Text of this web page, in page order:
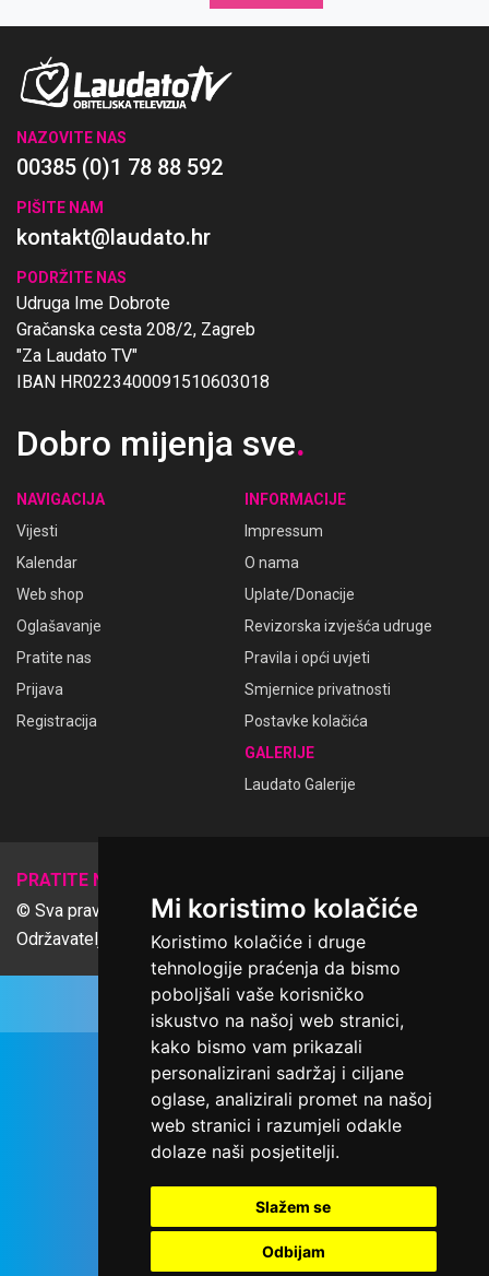
Mi koristimo kolačiće
Koristimo kolačiće i druge
tehnologije praćenja da bismo
poboljšali vaše korisničko
iskustvo na našoj web stranici,
kako bismo vam prikazali
personalizirani sadržaj i ciljane
oglase, analizirali promet na našoj
web stranici i razumjeli odakle
dolaze naši posjetitelji.
Slažem se
Odbijam
NAZOVITE NAS
00385 (0)1 78 88 592
PIŠITE NAM
kontakt@laudato.hr
PODRŽITE NAS
Udruga Ime Dobrote
Gračanska cesta 208/2, Zagreb
"Za Laudato TV"
IBAN HR0223400091510603018
Dobro mijenja sve.
NAVIGACIJA
Vijesti
Kalendar
Web shop
Oglašavanje
Pratite nas
Prijava
Registracija
INFORMACIJE
Impressum
O nama
Uplate/Donacije
Revizorska izvješća udruge
Pravila i opći uvjeti
Smjernice privatnosti
Postavke kolačića
GALERIJE
Laudato Galerije
PRATITE NAS
© Sva prava pridržana Udruga Ime dobrote
Održavatelj Netcom d.o.o., Riva 6, Rijeka